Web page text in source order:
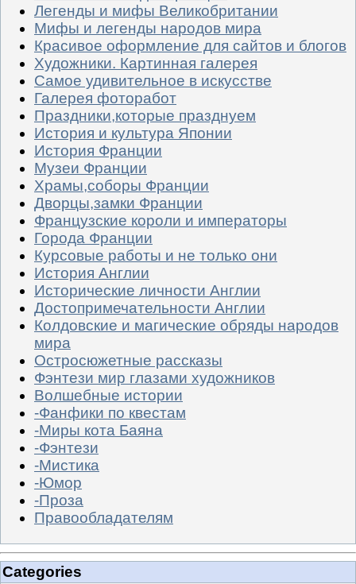
Легенды и мифы Великобритании
Мифы и легенды народов мира
Красивое оформление для сайтов и блогов
Художники. Картинная галерея
Самое удивительное в искусстве
Галерея фоторабот
Праздники,которые празднуем
История и культура Японии
История Франции
Музеи Франции
Храмы,соборы Франции
Дворцы,замки Франции
Французские короли и императоры
Города Франции
Курсовые работы и не только они
История Англии
Исторические личности Англии
Достопримечательности Англии
Колдовские и магические обряды народов
мира
Остросюжетные рассказы
Фэнтези мир глазами художников
Волшебные истории
-Фанфики по квестам
-Миры кота Баяна
-Фэнтези
-Мистика
-Юмор
-Проза
Правообладателям
Categories